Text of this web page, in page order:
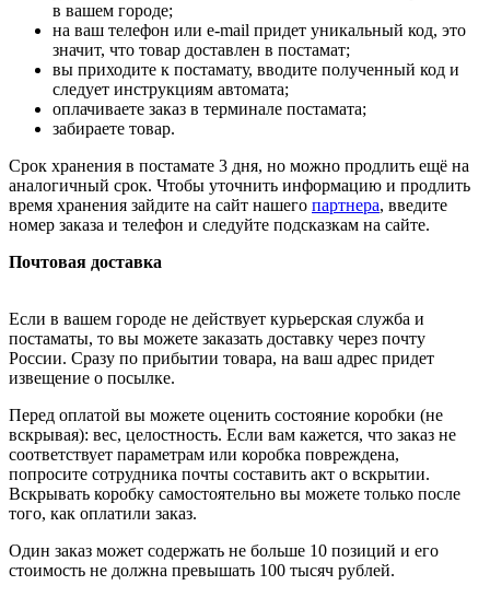
в вашем городе;
на ваш телефон или e-mail придет уникальный код, это
значит, что товар доставлен в постамат;
вы приходите к постамату, вводите полученный код и
следует инструкциям автомата;
оплачиваете заказ в терминале постамата;
забираете товар.
Срок хранения в постамате 3 дня, но можно продлить ещё на
аналогичный срок. Чтобы уточнить информацию и продлить
время хранения зайдите на сайт нашего партнера, введите
номер заказа и телефон и следуйте подсказкам на сайте.
Почтовая доставка
Если в вашем городе не действует курьерская служба и
постаматы, то вы можете заказать доставку через почту
России. Сразу по прибытии товара, на ваш адрес придет
извещение о посылке.
Перед оплатой вы можете оценить состояние коробки (не
вскрывая): вес, целостность. Если вам кажется, что заказ не
соответствует параметрам или коробка повреждена,
попросите сотрудника почты составить акт о вскрытии.
Вскрывать коробку самостоятельно вы можете только после
того, как оплатили заказ.
Один заказ может содержать не больше 10 позиций и его
стоимость не должна превышать 100 тысяч рублей.